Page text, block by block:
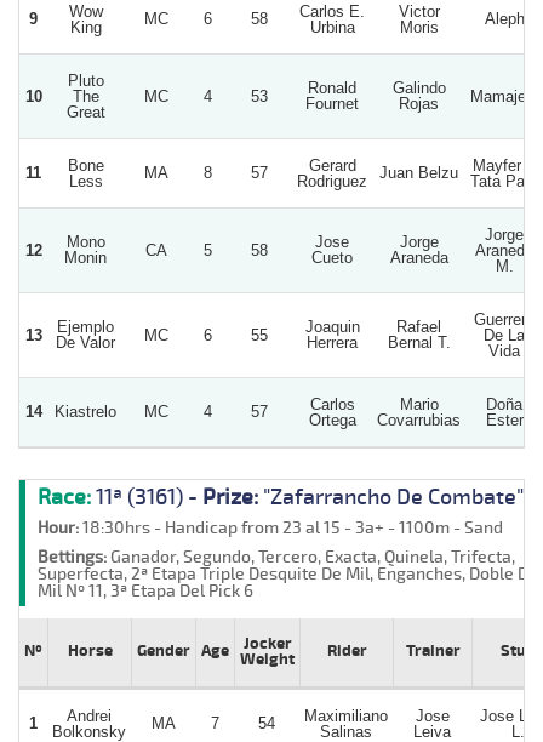
9
Wow
King
MC 6 58
Carlos E.
Urbina
Victor
Moris
Aleph
10
Pluto
The
Great
MC 4 53
Ronald
Fournet
Galindo
Rojas
Mamajelu
11
Bone
Less
MA 8 57
Gerard
Rodriguez
Juan Belzu
Mayfer Y
Tata Pato
12
Mono
Monin
CA 5 58
Jose
Cueto
Jorge
Araneda
Jorge
Araneda
M.
13
Ejemplo
De Valor
MC 6 55
Joaquin
Herrera
Rafael
Bernal T.
Guerrero
De La
Vida
14 Kiastrelo MC 4 57
Carlos
Ortega
Mario
Covarrubias
Doña
Ester
Race:11ª (3161) - Prize: "Zafarrancho De Combate"
Hour:18:30hrs - Handicap from 23 al 15 - 3a+ - 1100m - Sand
Bettings:Ganador, Segundo, Tercero, Exacta, Quinela, Trifecta,
Superfecta, 2ª Etapa Triple Desquite De Mil, Enganches, Doble De
Mil Nº 11, 3ª Etapa Del Pick 6
Nº Horse Gender Age
Jocker
Weight
Rider Trainer Stud
1
Andrei
Bolkonsky
MA 7 54
Maximiliano
Salinas
Jose
Leiva
Jose